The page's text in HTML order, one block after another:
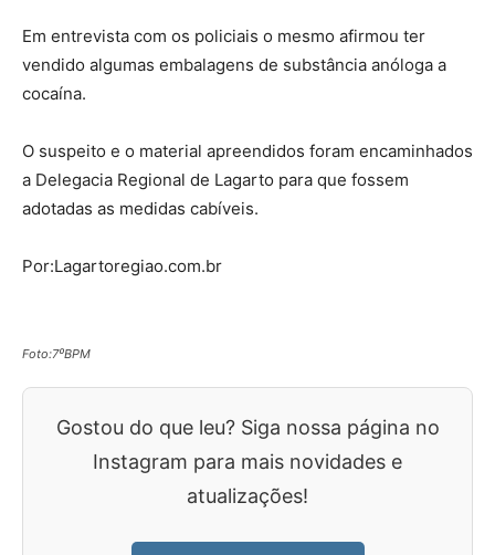
Em entrevista com os policiais o mesmo afirmou ter
vendido algumas embalagens de substância anóloga a
cocaína.
O suspeito e o material apreendidos foram encaminhados
a Delegacia Regional de Lagarto para que fossem
adotadas as medidas cabíveis.
Por:Lagartoregiao.com.br
Foto:7⁰BPM
Gostou do que leu? Siga nossa página no
Instagram para mais novidades e
atualizações!